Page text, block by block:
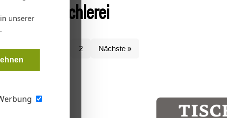
unserer
.
Tischlerei
« Vorherige 2 Nächste »